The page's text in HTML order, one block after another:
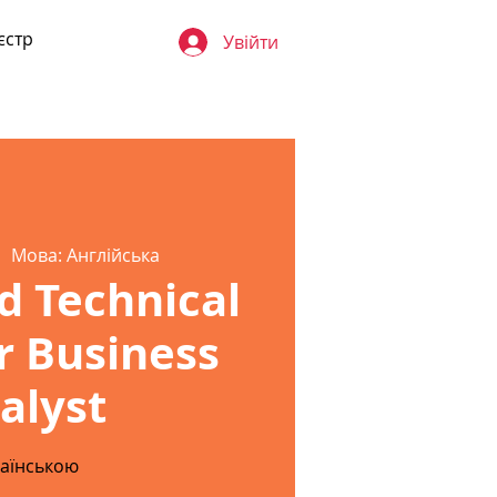
Увійти
Мова: Англійська
Technical
Business